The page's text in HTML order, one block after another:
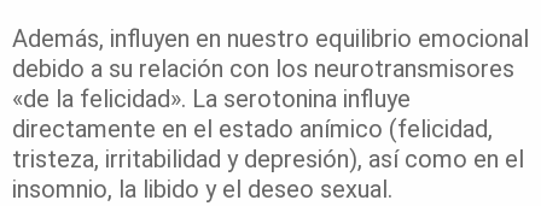
Además, influyen en nuestro equilibrio emocional
debido a su relación con los neurotransmisores
«de la felicidad». La serotonina influye
directamente en el estado anímico (felicidad,
tristeza, irritabilidad y depresión), así como en el
insomnio, la libido y el deseo sexual.